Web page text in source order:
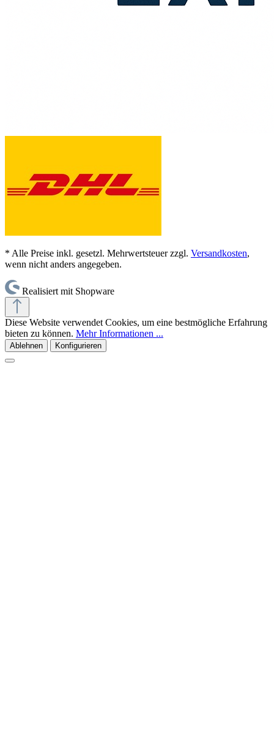
* Alle Preise inkl. gesetzl. Mehrwertsteuer zzgl. Versandkosten,
wenn nicht anders angegeben.
Realisiert mit Shopware
Diese Website verwendet Cookies, um eine bestmögliche Erfahrung
bieten zu können. Mehr Informationen ...
Ablehnen Konfigurieren